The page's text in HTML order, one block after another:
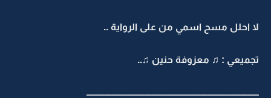
لا احلل مسح اسمي من على الرواية ..
تجميعي : ♫ معزوفة حنين ♫..
ـــــــــــــــــــــــــــــــــــــــــــــــــــــــــــــــــــــــــــــــــــــــــــــــ